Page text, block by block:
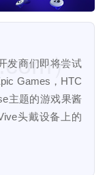
发商们即将尝试
Games，HTC
主题的游戏果酱
头戴设备上的
）